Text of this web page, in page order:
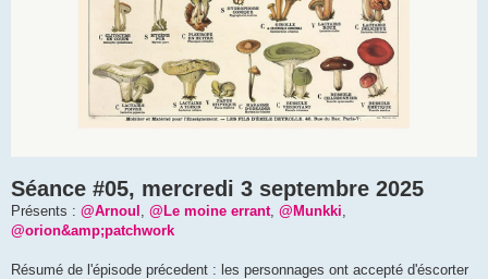
Séance #05, mercredi 3 septembre 2025
Présents : @Arnoul @Le moine errant @Munkki
@orion&amp;patchwork
Résumé de l'épisode précedent : les personnages ont accepté d'éscorter